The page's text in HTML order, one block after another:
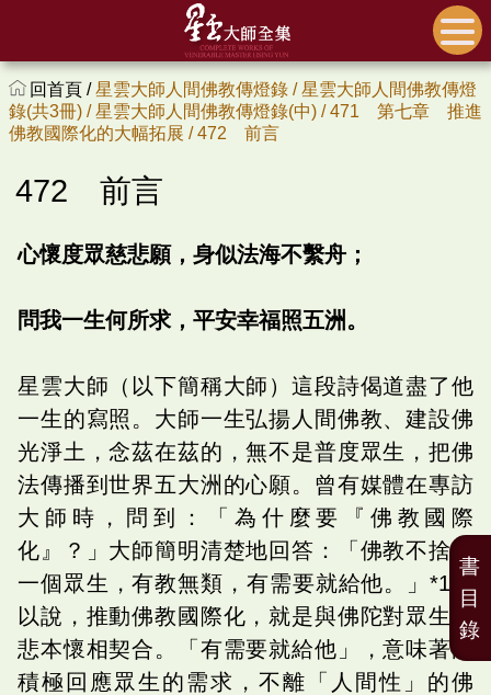
回首頁 /星雲大師人間佛教傳燈錄 /星雲大師人間佛教傳燈
錄(共3冊) /星雲大師人間佛教傳燈錄(中) /471 第七章 推進
佛教國際化的大幅拓展 /472 前言
472 前言
心懷度眾慈悲願，身似法海不繫舟；
問我一生何所求，平安幸福照五洲。
星雲大師（以下簡稱大師）這段詩偈道盡了他
一生的寫照。大師一生弘揚人間佛教、建設佛
光淨土，念茲在茲的，無不是普度眾生，把佛
法傳播到世界五大洲的心願。曾有媒體在專訪
大師時，問到：「為什麼要『佛教國際
化』？」大師簡明清楚地回答：「佛教不捨棄
一個眾生，有教無類，有需要就給他。」*1可
以說，推動佛教國際化，就是與佛陀對眾生慈
悲本懷相契合。「有需要就給他」，意味著能
積極回應眾生的需求，不離「人間性」的佛
書
目
錄